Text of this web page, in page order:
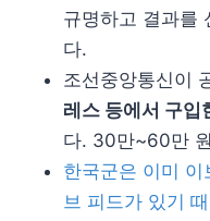
규명하고 결과를
다.
조선중앙통신이
레스 등에서 구입
다. 30만~60만
한국군은 이미
브 피드가 있기